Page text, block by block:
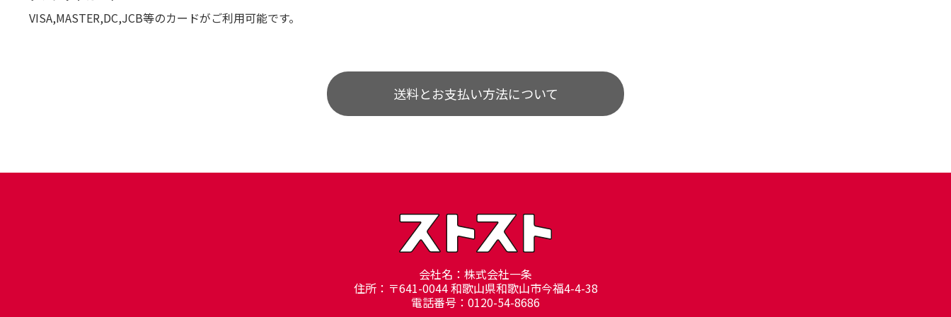
VISA,MASTER,DC,JCB等のカードがご利用可能です。
送料とお支払い方法について
会社名：株式会社一条
住所：〒641-0044 和歌山県和歌山市今福4-4-38
電話番号：0120-54-8686